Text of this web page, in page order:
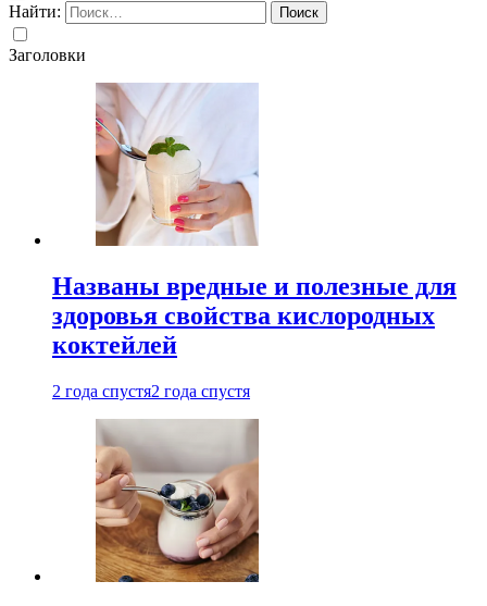
Найти:
Заголовки
Названы вредные и полезные для
здоровья свойства кислородных
коктейлей
2 года спустя2 года спустя